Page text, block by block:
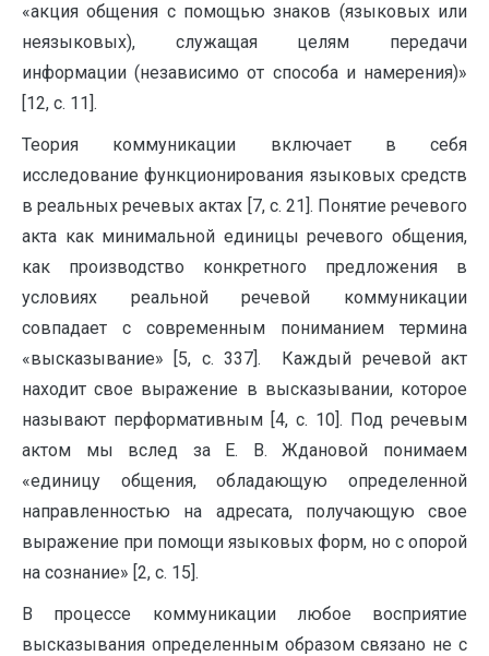
«акция общения с помощью знаков (языковых или
неязыковых), служащая целям передачи
информации (независимо от способа и намерения)»
[12, с. 11].
Теория коммуникации включает в себя
исследование функционирования языковых средств
в реальных речевых актах [7, с. 21]. Понятие речевого
акта как минимальной единицы речевого общения,
как производство конкретного предложения в
условиях реальной речевой коммуникации
совпадает с современным пониманием термина
«высказывание» [5, с. 337]. Каждый речевой акт
находит свое выражение в высказывании, которое
называют перформативным [4, с. 10]. Под речевым
актом мы вслед за Е. В. Ждановой понимаем
«единицу общения, обладающую определенной
направленностью на адресата, получающую свое
выражение при помощи языковых форм, но с опорой
на сознание» [2, с. 15].
В процессе коммуникации любое восприятие
высказывания определенным образом связано не с